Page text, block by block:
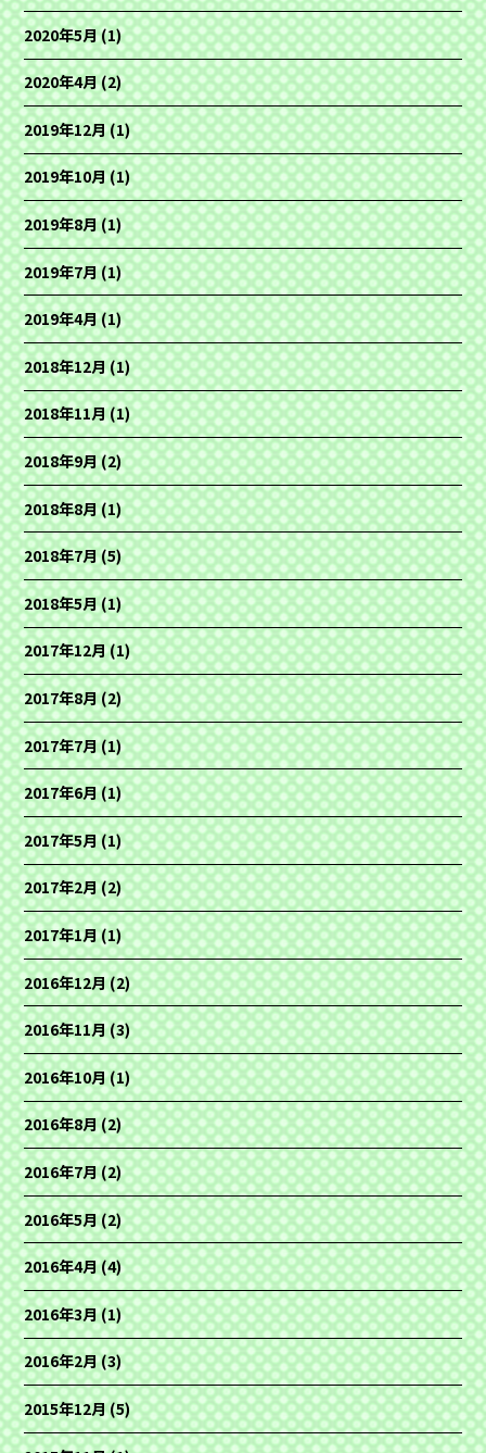
2020年5月(1)
2020年4月(2)
2019年12月(1)
2019年10月(1)
2019年8月(1)
2019年7月(1)
2019年4月(1)
2018年12月(1)
2018年11月(1)
2018年9月(2)
2018年8月(1)
2018年7月(5)
2018年5月(1)
2017年12月(1)
2017年8月(2)
2017年7月(1)
2017年6月(1)
2017年5月(1)
2017年2月(2)
2017年1月(1)
2016年12月(2)
2016年11月(3)
2016年10月(1)
2016年8月(2)
2016年7月(2)
2016年5月(2)
2016年4月(4)
2016年3月(1)
2016年2月(3)
2015年12月(5)